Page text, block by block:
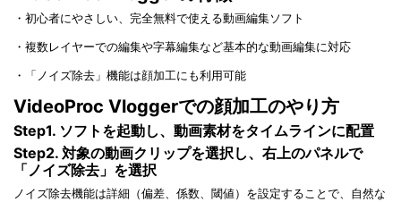
・初心者にやさしい、完全無料で使える動画編集ソフト
・複数レイヤーでの編集や字幕編集など基本的な動画編集に対応
・「ノイズ除去」機能は顔加工にも利用可能
VideoProc Vloggerでの顔加工のやり方
Step1. ソフトを起動し、動画素材をタイムラインに配置
Step2. 対象の動画クリップを選択し、右上のパネルで
「ノイズ除去」を選択
ノイズ除去機能は詳細（偏差、係数、閾値）を設定することで、自然な